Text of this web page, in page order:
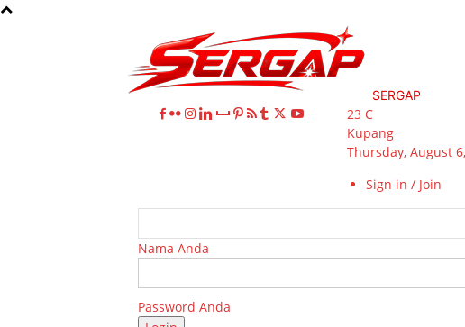
SERGAP
23 C
Kupang
Thursday, August
Sign in / Join
Nama Anda
Password Anda